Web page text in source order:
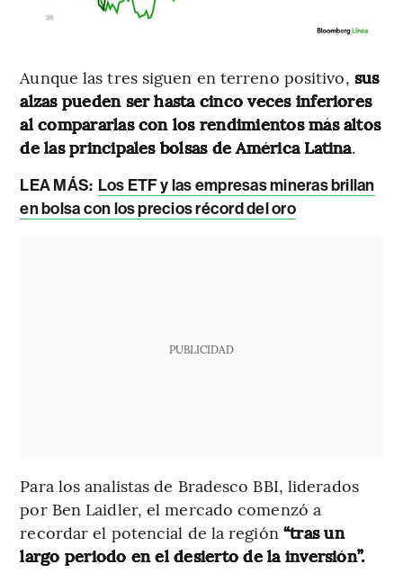
Aunque las tres siguen en terreno positivo, sus
alzas pueden ser hasta cinco veces inferiores
al compararlas con los rendimientos más altos
de las principales bolsas de América Latina.
LEA MÁS: Los ETF y las empresas mineras brillan
en bolsa con los precios récord del oro
PUBLICIDAD
Para los analistas de Bradesco BBI, liderados
por Ben Laidler, el mercado comenzó a
recordar el potencial de la región “tras un
largo periodo en el desierto de la inversión”.